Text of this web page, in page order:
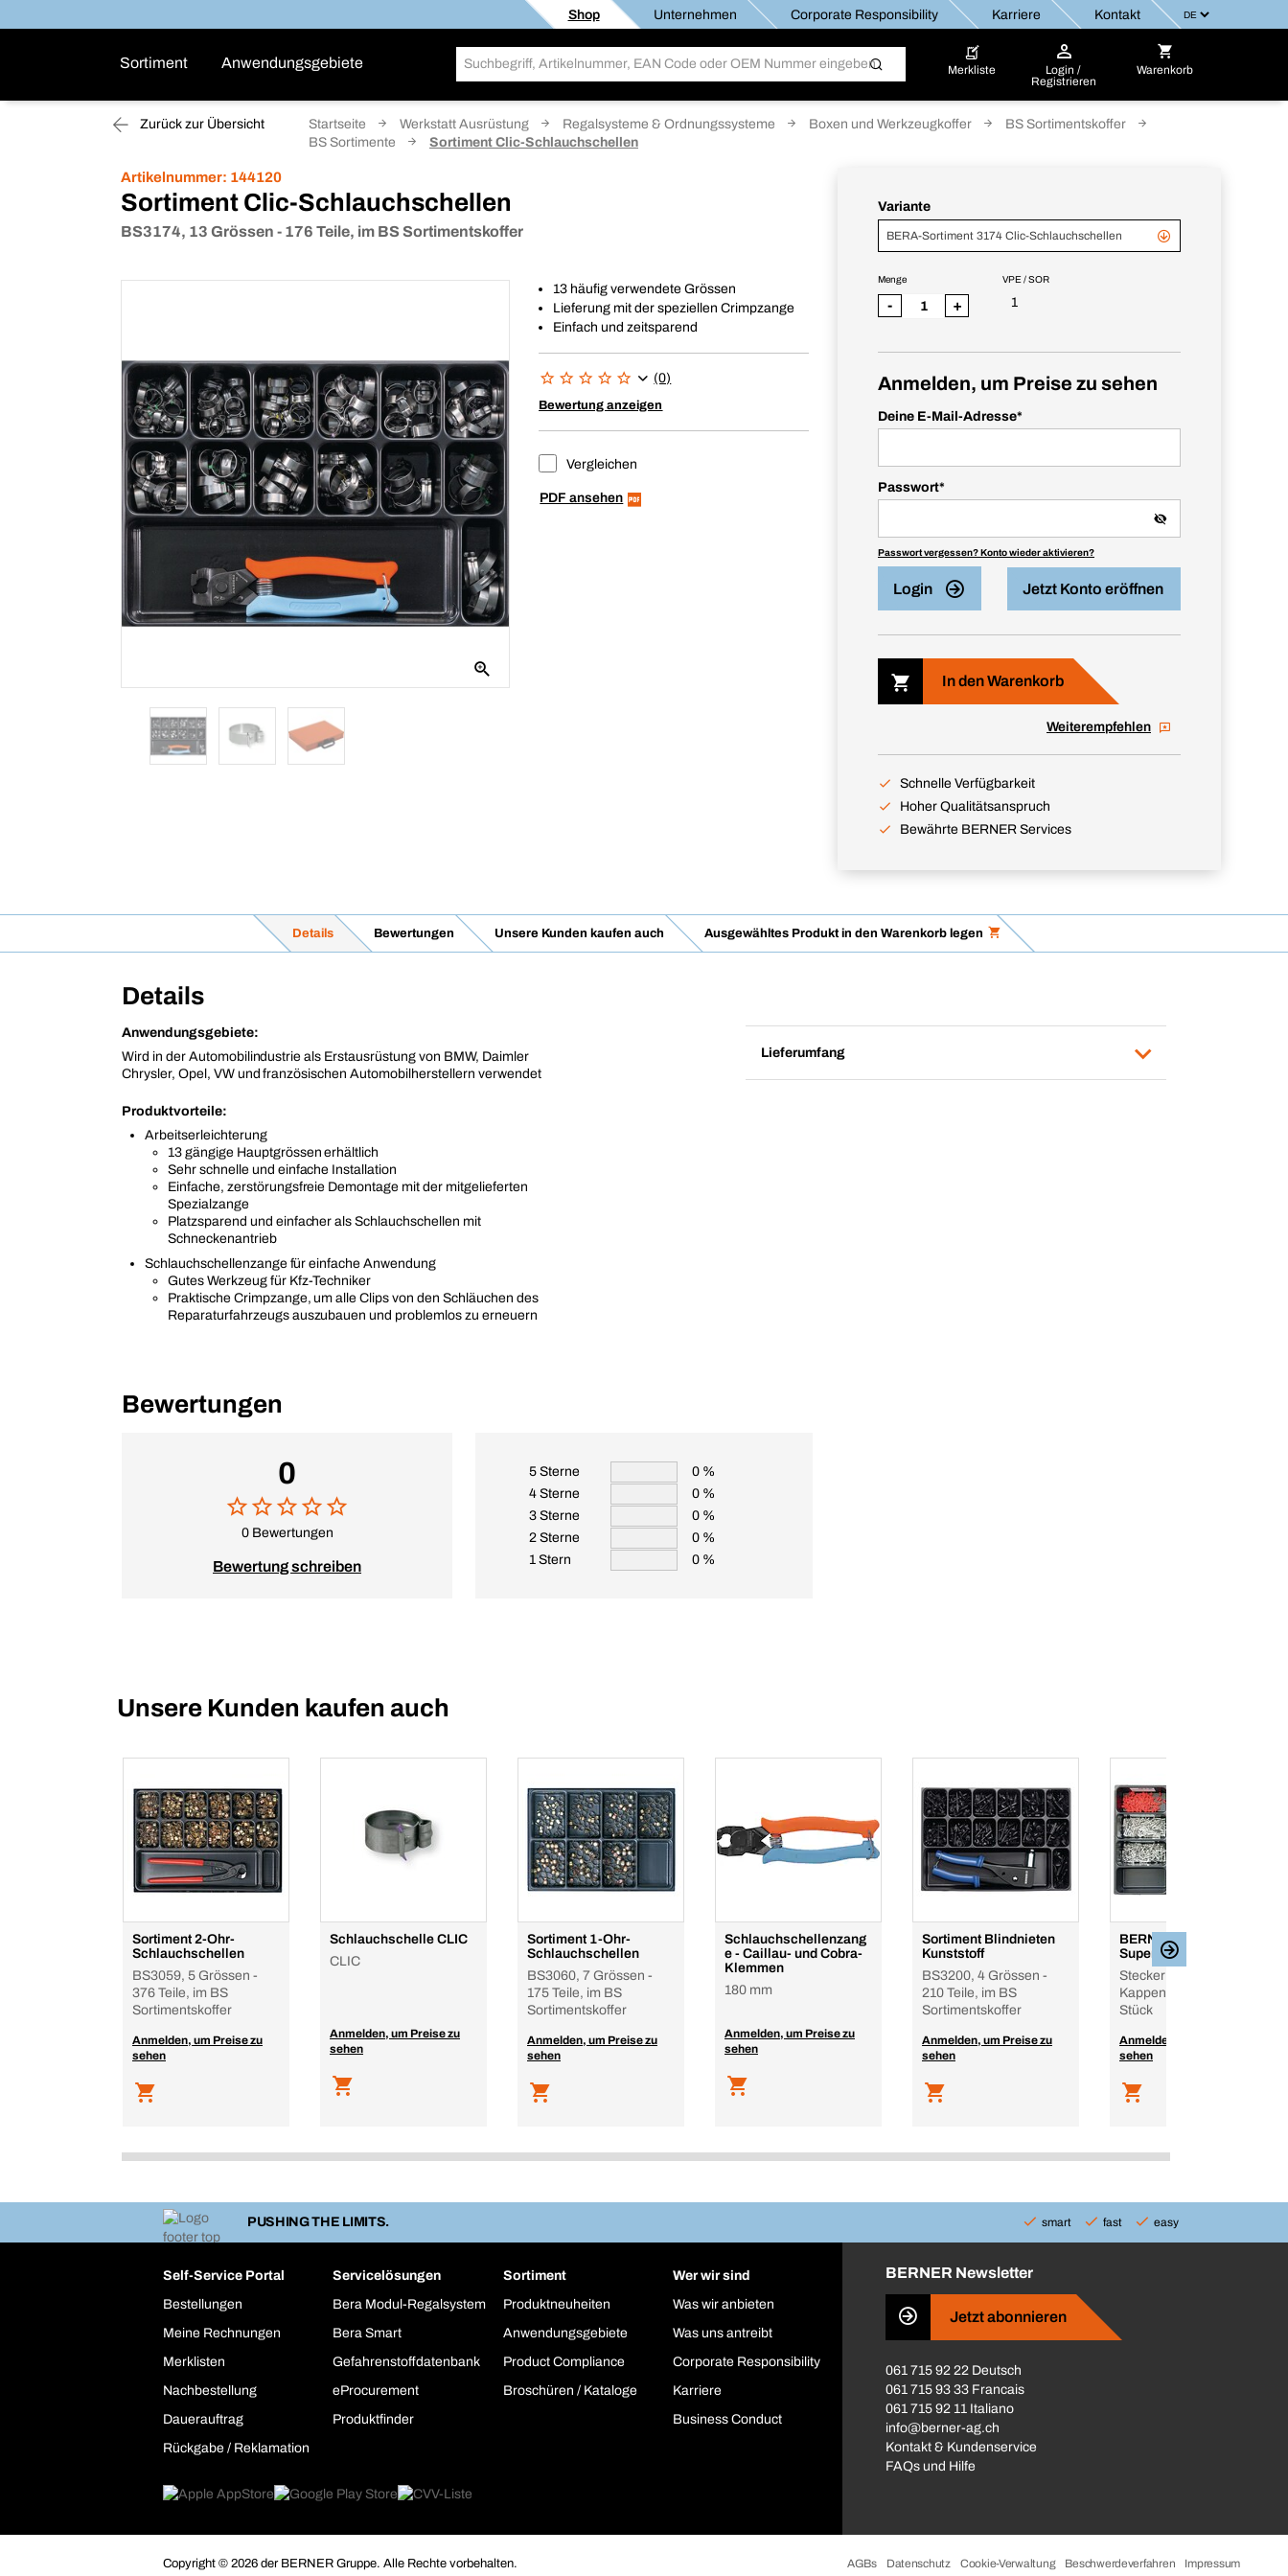
Shop Unternehmen Corporate Responsibility Karriere Kontakt
Sortiment Anwendungsgebiete Merkliste
Login /
Registrieren
Warenkorb
Zurück zur Übersicht Startseite Werkstatt Ausrüstung Regalsysteme & Ordnungssysteme Boxen und Werkzeugkoffer
BS Sortimentskoffer
BS Sortimente
Sortiment Clic-Schlauchschellen
Artikelnummer: 144120
Sortiment Clic-Schlauchschellen
BS3174, 13 Grössen - 176 Teile, im BS Sortimentskoffer
13 häufig verwendete Grössen
Lieferung mit der speziellen Crimpzange
Einfach und zeitsparend
(0)
Bewertung anzeigen
Vergleichen
PDF ansehen
Variante
BERA-Sortiment 3174 Clic-Schlauchschellen
VPE / SOR
1
Menge
- +
Anmelden, um Preise zu sehen
Deine E-Mail-Adresse*
Passwort*
Passwort vergessen? Konto wieder aktivieren?
Login Jetzt Konto eröffnen
In den Warenkorb
Weiterempfehlen
Schnelle Verfügbarkeit
Hoher Qualitätsanspruch
Bewährte BERNER Services
Details Bewertungen Unsere Kunden kaufen auch Ausgewähltes Produkt in den Warenkorb legen
Details
Anwendungsgebiete:
Wird in der Automobilindustrie als Erstausrüstung von BMW, Daimler
Chrysler, Opel, VW und französischen Automobilherstellern verwendet
Produktvorteile:
Arbeitserleichterung
13 gängige Hauptgrössen erhältlich
Sehr schnelle und einfache Installation
Einfache, zerstörungsfreie Demontage mit der mitgelieferten
Spezialzange
Platzsparend und einfacher als Schlauchschellen mit
Schneckenantrieb
Schlauchschellenzange für einfache Anwendung
Gutes Werkzeug für Kfz-Techniker
Praktische Crimpzange, um alle Clips von den Schläuchen des
Reparaturfahrzeugs auszubauen und problemlos zu erneuern
Lieferumfang
Bewertungen
0
0 Bewertungen
Bewertung schreiben
5 Sterne
0 %
4 Sterne
0 %
3 Sterne
0 %
2 Sterne
0 %
1 Stern
0 %
Unsere Kunden kaufen auch
Sortiment 2-Ohr-
Schlauchschellen
BS3059, 5 Grössen -
376 Teile, im BS
Sortimentskoffer
Anmelden, um Preise zu
sehen
Schlauchschelle CLIC
CLIC
Anmelden, um Preise zu
sehen
Sortiment 1-Ohr-
Schlauchschellen
BS3060, 7 Grössen -
175 Teile, im BS
Sortimentskoffer
Anmelden, um Preise zu
sehen
Schlauchschellenzang
e - Caillau- und Cobra-
Klemmen
180 mm
Anmelden, um Preise zu
sehen
Sortiment Blindnieten
Kunststoff
BS3200, 4 Grössen -
210 Teile, im BS
Sortimentskoffer
Anmelden, um Preise zu
sehen
BERNER Sortiment
Superseal AMP 1,5
Stecker +
Kappengehäuse – 560
Stück
Anmelden, um Preise zu
sehen
PUSHING THE LIMITS. smart fast easy
Self-Service Portal
Bestellungen
Meine Rechnungen
Merklisten
Nachbestellung
Dauerauftrag
Rückgabe / Reklamation
Servicelösungen
Bera Modul-Regalsystem
Bera Smart
Gefahrenstoffdatenbank
eProcurement
Produktfinder
Sortiment
Produktneuheiten
Anwendungsgebiete
Product Compliance
Broschüren / Kataloge
Wer wir sind
Was wir anbieten
Was uns antreibt
Corporate Responsibility
Karriere
Business Conduct
BERNER Newsletter
Jetzt abonnieren
061 715 92 22 Deutsch
061 715 93 33 Francais
061 715 92 11 Italiano
info@berner-ag.ch
Kontakt & Kundenservice
FAQs und Hilfe
Copyright © 2026 der BERNER Gruppe. Alle Rechte vorbehalten. AGBs Datenschutz Cookie-Verwaltung Beschwerdeverfahren Impressum